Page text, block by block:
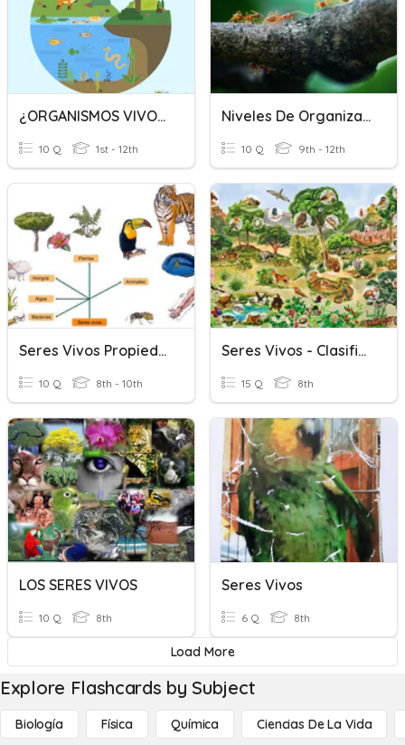
¿ORGANISMOS VIVOS O NO VIVOS?
10 Q 1st - 12th
Niveles De Organización De Los Seres Vivos
10 Q 9th - 12th
Seres Vivos Propiedades
10 Q 8th - 10th
Seres Vivos - Clasificación
15 Q 8th
LOS SERES VIVOS
10 Q 8th
Seres Vivos
6 Q 8th
Load More
Explore Flashcards by Subject
Biología Física Química Ciencias De La Vida